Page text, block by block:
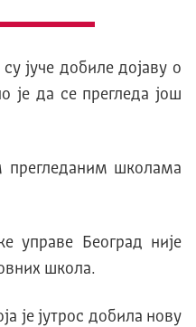
јуче добиле дојаву о
је да се прегледа још
прегледаним школама
управе Београд није
школа.
је јутрос добила нову